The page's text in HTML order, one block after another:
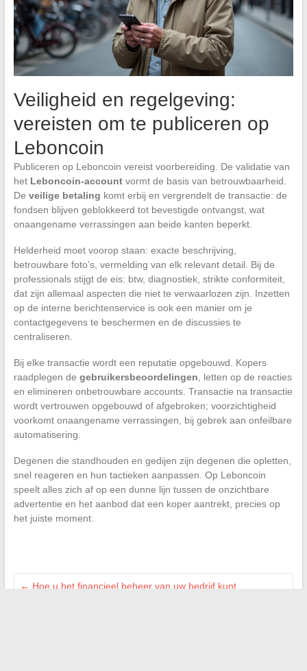
Veiligheid en regelgeving:
vereisten om te publiceren op
Leboncoin
Publiceren op Leboncoin vereist voorbereiding. De validatie van
het Leboncoin-accountvormt de basis van betrouwbaarheid.
De veilige betaling komt erbij en vergrendelt de transactie: de
fondsen blijven geblokkeerd tot bevestigde ontvangst, wat
onaangename verrassingen aan beide kanten beperkt.
Helderheid moet voorop staan: exacte beschrijving,
betrouwbare foto’s, vermelding van elk relevant detail. Bij de
professionals stijgt de eis: btw, diagnostiek, strikte conformiteit,
dat zijn allemaal aspecten die niet te verwaarlozen zijn. Inzetten
op de interne berichtenservice is ook een manier om je
contactgegevens te beschermen en de discussies te
centraliseren.
Bij elke transactie wordt een reputatie opgebouwd. Kopers
raadplegen de gebruikersbeoordelingen , letten op de reacties
en elimineren onbetrouwbare accounts. Transactie na transactie
wordt vertrouwen opgebouwd of afgebroken; voorzichtigheid
voorkomt onaangename verrassingen, bij gebrek aan onfeilbare
automatisering.
Degenen die standhouden en gedijen zijn degenen die opletten,
snel reageren en hun tactieken aanpassen. Op Leboncoin
speelt alles zich af op een dunne lijn tussen de onzichtbare
advertentie en het aanbod dat een koper aantrekt, precies op
het juiste moment.
← Hoe u het financieel beheer van uw bedrijf kunt